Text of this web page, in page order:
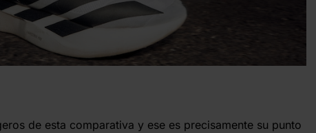
de esta comparativa y ese es precisamente su punto